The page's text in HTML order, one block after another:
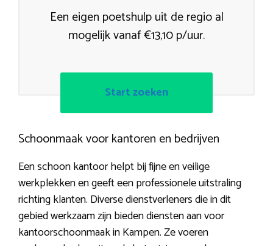
Een eigen poetshulp uit de regio al
mogelijk vanaf €13,10 p/uur.
Start zoeken
Schoonmaak voor kantoren en bedrijven
Een schoon kantoor helpt bij fijne en veilige
werkplekken en geeft een professionele uitstraling
richting klanten. Diverse dienstverleners die in dit
gebied werkzaam zijn bieden diensten aan voor
kantoorschoonmaak in Kampen. Ze voeren